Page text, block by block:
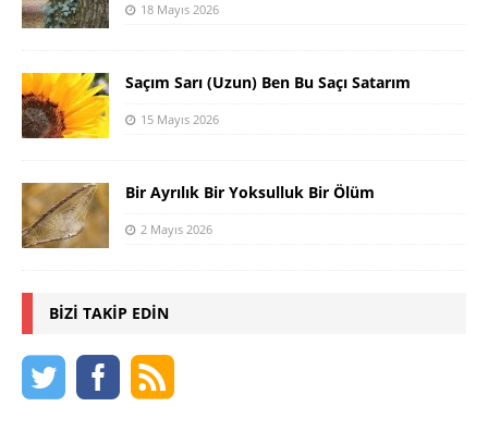
18 Mayıs 2026
Saçım Sarı (Uzun) Ben Bu Saçı Satarım
15 Mayıs 2026
Bir Ayrılık Bir Yoksulluk Bir Ölüm
2 Mayıs 2026
BIZI TAKIP EDIN